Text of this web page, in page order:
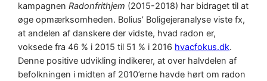
kampagnenRadonfrithjem (2015-2018) har bidraget til at
øge opmærksomheden. Bolius’ Boligejeranalyse viste fx,
at andelen af danskere der vidste, hvad radon er,
voksede fra 46 % i 2015 til 51 % i 2016 hvacfokus.dk.
Denne positive udvikling indikerer, at over halvdelen af
befolkningen i midten af 2010’erne havde hørt om radon